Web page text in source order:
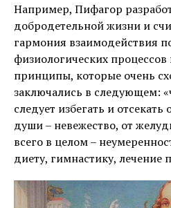
Например, Пифагор
добродетельной жизни и
гармония взаимодействия
физиологических процессов
принципы, которые очень
заключались в следующем:
следует избегать и отсекать
души – невежество, от
всего в целом –
диету, гимнастику, лечение